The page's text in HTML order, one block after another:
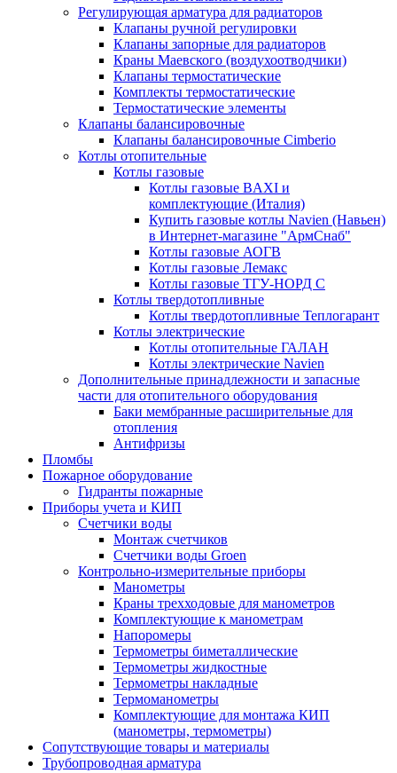
Регулирующая арматура для радиаторов
Клапаны ручной регулировки
Клапаны запорные для радиаторов
Краны Маевского (воздухоотводчики)
Клапаны термостатические
Комплекты термостатические
Термостатические элементы
Клапаны балансировочные
Клапаны балансировочные Cimberio
Котлы отопительные
Котлы газовые
Котлы газовые BAXI и
комплектующие (Италия)
Купить газовые котлы Navien (Навьен)
в Интернет-магазине "АрмСнаб"
Котлы газовые АОГВ
Котлы газовые Лемакс
Котлы газовые ТГУ-НОРД С
Котлы твердотопливные
Котлы твердотопливные Теплогарант
Котлы электрические
Котлы отопительные ГАЛАН
Котлы электрические Navien
Дополнительные принадлежности и запасные
части для отопительного оборудования
Баки мембранные расширительные для
отопления
Антифризы
Пломбы
Пожарное оборудование
Гидранты пожарные
Приборы учета и КИП
Счетчики воды
Монтаж счетчиков
Счетчики воды Groen
Контрольно-измерительные приборы
Манометры
Краны трехходовые для манометров
Комплектующие к манометрам
Напоромеры
Термометры биметаллические
Термометры жидкостные
Термометры накладные
Термоманометры
Комплектующие для монтажа КИП
(манометры, термометры)
Сопутствующие товары и материалы
Трубопроводная арматура